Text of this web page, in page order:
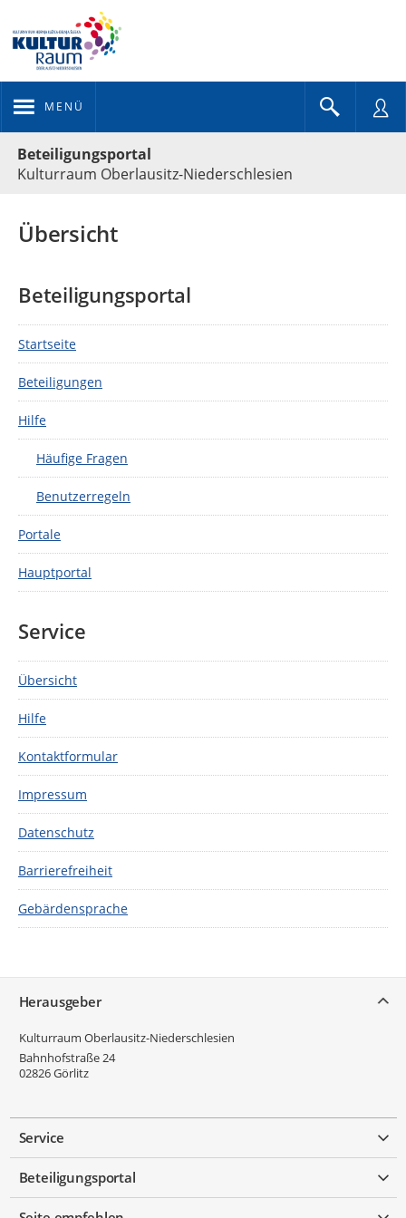
MENÜ
Beteiligungsportal
Kulturraum Oberlausitz-Niederschlesien
Übersicht
Beteiligungsportal
Startseite
Beteiligungen
Hilfe
Häufige Fragen
Benutzerregeln
Portale
Hauptportal
Service
Übersicht
Hilfe
Kontaktformular
Impressum
Datenschutz
Barrierefreiheit
Gebärdensprache
Herausgeber
Kulturraum Oberlausitz-Niederschlesien
Bahnhofstraße 24
02826Görlitz
Service
Beteiligungsportal